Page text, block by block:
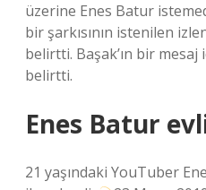
üzerine Enes Batur
bir şarkısının istenilen
belirtti. Başak’ın bir mesaj
belirtti.
Enes Batur
21 yaşındaki YouTuber